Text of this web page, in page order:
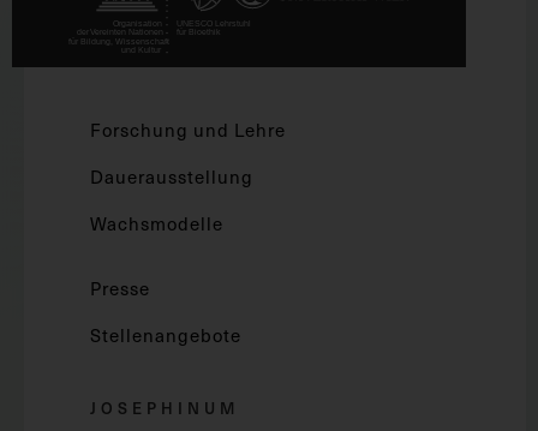
Forschung und Lehre
Dauerausstellung
Wachsmodelle
Presse
Stellenangebote
JOSEPHINUM